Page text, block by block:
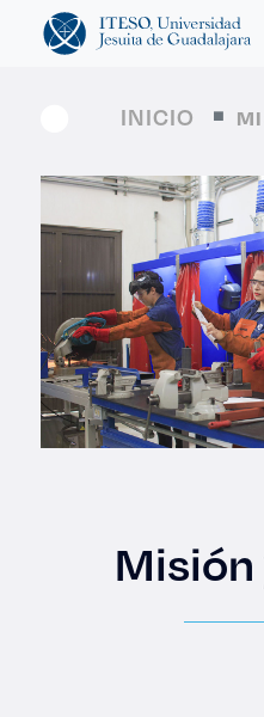
Explora sitios web,
Diploma|
Enlaces de interés
INICIO